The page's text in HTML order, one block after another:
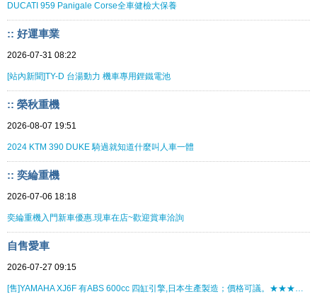
DUCATI 959 Panigale Corse全車健檢大保養
:: 好運車業
2026-07-31 08:22
[站內新聞]TY-D 台湯動力 機車專用鋰鐵電池
:: 榮秋重機
2026-08-07 19:51
2024 KTM 390 DUKE 騎過就知道什麼叫人車一體
:: 奕綸重機
2026-07-06 18:18
奕綸重機入門新車優惠.現車在店~歡迎賞車洽詢
自售愛車
2026-07-27 09:15
[售]YAMAHA XJ6F 有ABS 600cc 四缸引擎,日本生產製造；價格可議。★★★★★★★★